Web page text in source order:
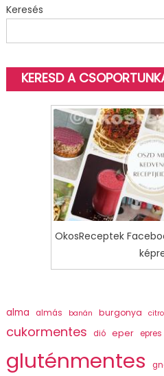
Keresés
KERESD A
OkosReceptek
alma almás banán burgonya
cukormentes dió eper epres
gluténmentes